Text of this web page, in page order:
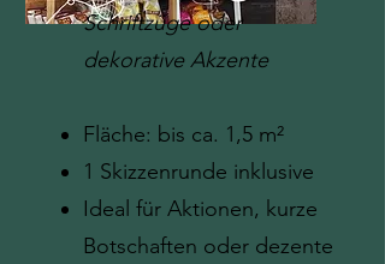
Schriftzüge oder
dekorative Akzente
Fläche: bis ca. 1,5 m²
1 Skizzenrunde inklusive
Ideal für Aktionen, kurze
Botschaften oder dezente